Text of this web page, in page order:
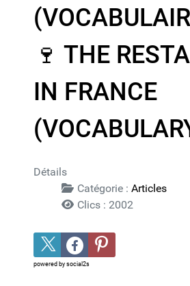
🍷​ THE
IN FRANCE
Détails
Catégorie : Articles
Clics : 2002
powered by social2s